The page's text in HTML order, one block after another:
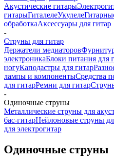
Акустические гитары
гитарыГиталелеУкулеле
обработкаАксессуары для гитар
-
Струны для гитар
Держатели медиаторов
электроникаБлоки питания для
ногуКаподастры для гитар
лампы и компонентыСредства
для гитарРемни для гитар
-
Одиночные струны
Металлические струны для
бас-гитарНейлоновые струны
для электрогитар
Одиночные струны